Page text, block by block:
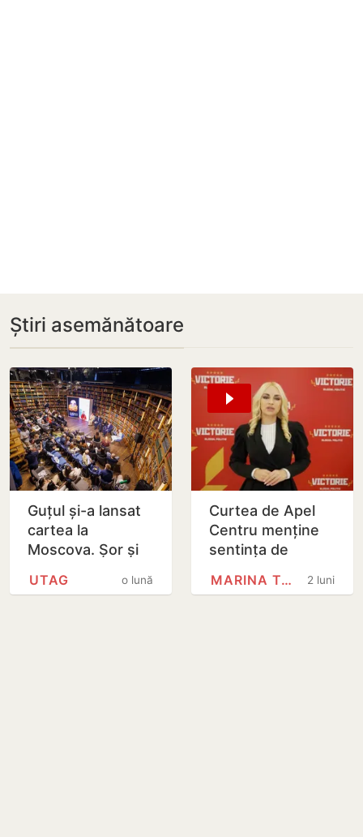
Știri asemănătoare
Guțul și-a lansat
cartea la
Moscova. Șor și
la eveniment
o lună
UTAG
Curtea de Apel
Centru menține
sentința de
cazul Marinei
2 luni
MARINA TAUBER